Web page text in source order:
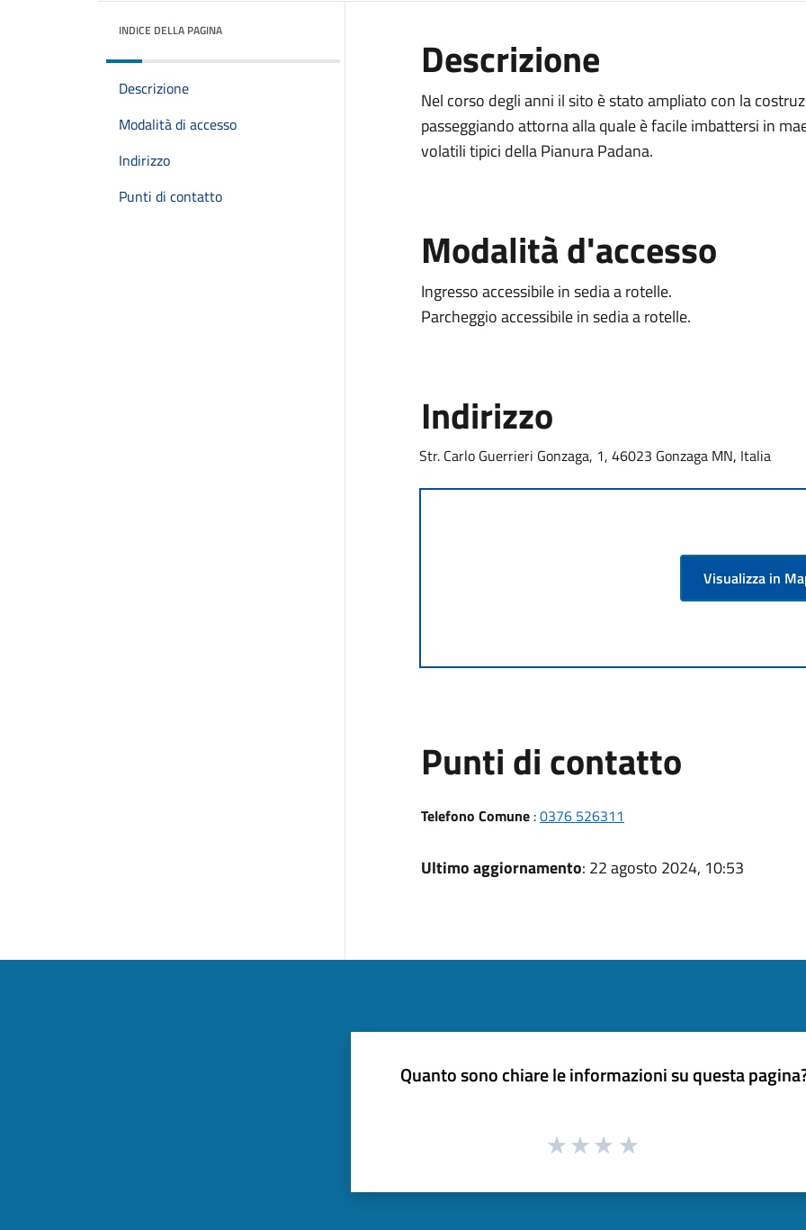
INDICE DELLA PAGINA
Descrizione
Modalità di accesso
Indirizzo
Punti di contatto
Descrizione
Nel corso degli anni il sito è stato ampliato con la
passeggiando attorna alla quale è facile imbattersi in
volatili tipici della Pianura Padana.
Modalità d'accesso
Ingresso accessibile in sedia a rotelle.
Parcheggio accessibile in sedia a rotelle.
Indirizzo
Str. Carlo Guerrieri Gonzaga, 1, 46023 Gonzaga MN, Italia
Visualizza in
Punti di contatto
Telefono Comune:0376 526311
Ultimo aggiornamento: 22 agosto 2024, 10:53
Quanto sono chiare le informazioni su questa